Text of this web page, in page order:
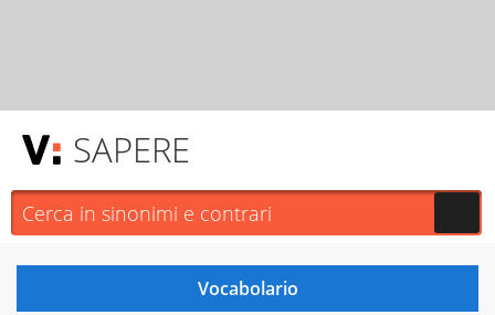
SAPERE